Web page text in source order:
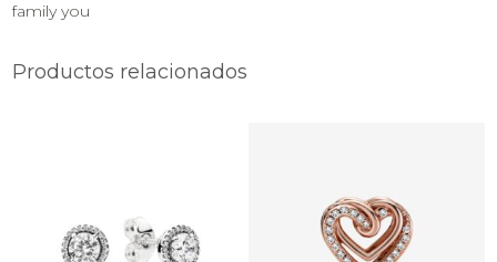
family you
Productos relacionados